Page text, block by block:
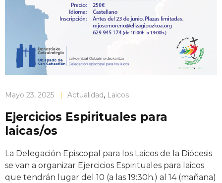
Mayo 23, 2025 Actualidad, Laicos
Ejercicios Espirituales para
laicas/os
La Delegación Episcopal para los Laicos de la Diócesis
se van a organizar Ejercicios Espirituales para laicos
que tendrán lugar del 10 (a las 19:30h.) al 14 (mañana)